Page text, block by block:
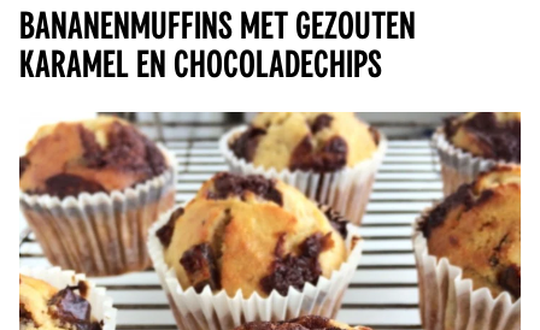
Bananenmuffins met gezouten
karamel en chocoladechips